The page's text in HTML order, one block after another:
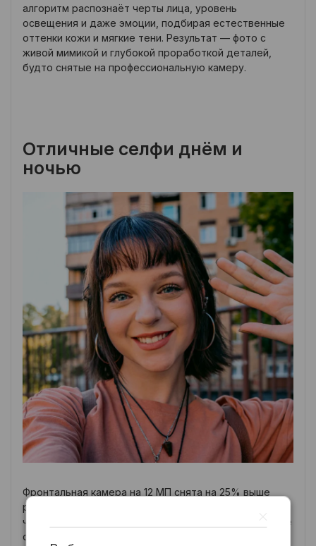
алгоритм распознаёт черты лица, уровень
освещения и даже эмоции, подбирая естественные
оттенки кожи и мягкие тени. Результат — фото с
живой мимикой и глубокой проработкой деталей,
будто снятые на профессиональную камеру.
Отличные селфи днём и
ночью
Фронтальная камера на 12 МП снята на 25% выше
разрешения по сравнению с предыдущей моделью,
что обеспечивает более чёткие и детализированные
селфи. Благодаря Super HDR видео получаются